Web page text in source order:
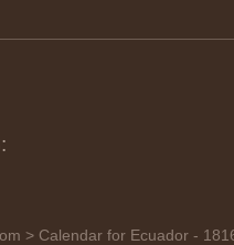
> Calendar for Ecuador -